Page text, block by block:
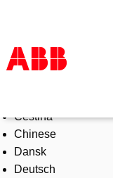
Products &
Industries
Services
About us
Čeština
Chinese
Dansk
Deutsch